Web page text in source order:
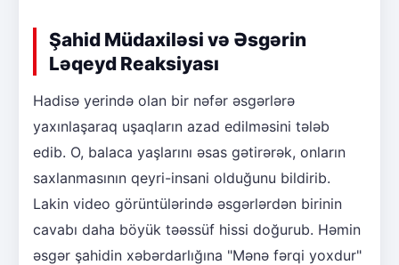
Şahid Müdaxiləsi və Əsgərin
Ləqeyd Reaksiyası
Hadisə yerində olan bir nəfər əsgərlərə
yaxınlaşaraq uşaqların azad edilməsini tələb
edib. O, balaca yaşlarını əsas gətirərək, onların
saxlanmasının qeyri-insani olduğunu bildirib.
Lakin video görüntülərində əsgərlərdən birinin
cavabı daha böyük təəssüf hissi doğurub. Həmin
əsgər şahidin xəbərdarlığına "Mənə fərqi yoxdur"